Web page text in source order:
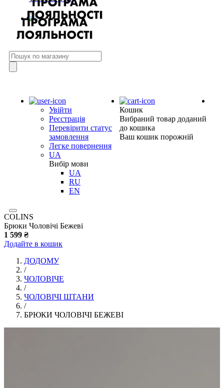
Увійти
Реєстрація
Перевірити статус
замовлення
Легке повернення
UA
Вибір мови
UA
RU
EN
Кошик
Вибраний товар доданий
до кошика
Ваш кошик порожній
COLINS
Брюки Чоловічі Бежеві
1 599 ₴
Додайте в кошик
ДОДОМУ
/
ЧОЛОВІЧЕ
/
ЧОЛОВІЧІ ШТАНИ
/
БРЮКИ ЧОЛОВІЧІ БЕЖЕВІ